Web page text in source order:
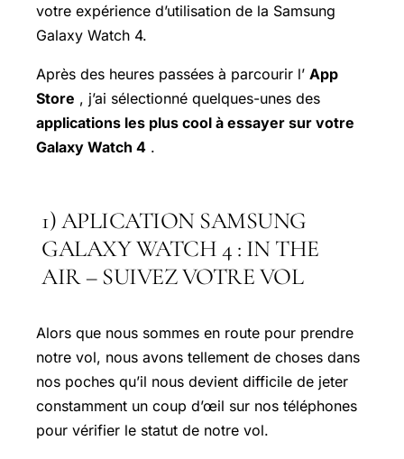
votre expérience d’utilisation de la Samsung
Galaxy Watch 4.
Après des heures passées à parcourir l’ App
Store , j’ai sélectionné quelques-unes des
applications les plus cool à essayer sur votre
Galaxy Watch 4 .
1) APLICATION SAMSUNG
GALAXY WATCH 4 : IN THE
AIR – SUIVEZ VOTRE VOL
Alors que nous sommes en route pour prendre
notre vol, nous avons tellement de choses dans
nos poches qu’il nous devient difficile de jeter
constamment un coup d’œil sur nos téléphones
pour vérifier le statut de notre vol.